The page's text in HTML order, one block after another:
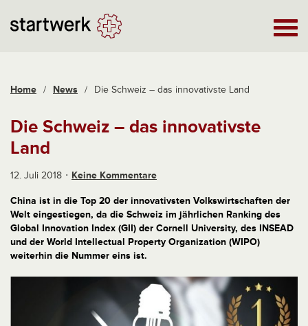
Home / News / Die Schweiz – das innovativste Land
Die Schweiz – das innovativste
Land
12. Juli 2018 Keine Kommentare
China ist in die Top 20 der innovativsten Volkswirtschaften der
Welt eingestiegen, da die Schweiz im jährlichen Ranking des
Global Innovation Index (GII) der Cornell University, des INSEAD
und der World Intellectual Property Organization (WIPO)
weiterhin die Nummer eins ist.